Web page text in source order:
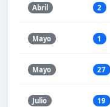
Abril 2
Mayo 1
Mayo 27
Julio 19